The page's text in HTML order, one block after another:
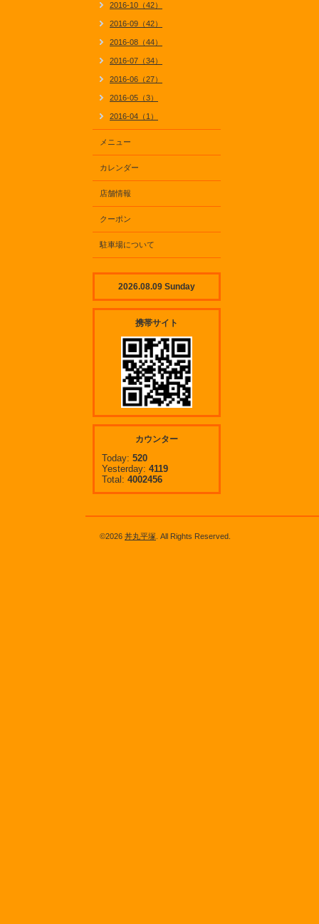
2016-10（42）
2016-09（42）
2016-08（44）
2016-07（34）
2016-06（27）
2016-05（3）
2016-04（1）
メニュー
カレンダー
店舗情報
クーポン
駐車場について
2026.08.09 Sunday
携帯サイト
カウンター
Today: 520
Yesterday: 4119
Total: 4002456
©2026 丼丸平塚 . All Rights Reserved.